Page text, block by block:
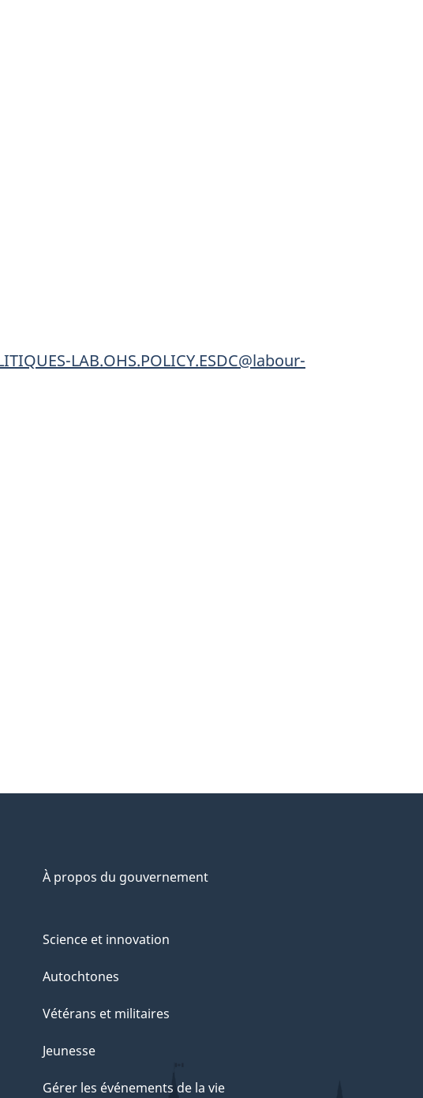
LAB.OHS.POLICY.ESDC@labour-
À propos du gouvernement
Science et innovation
Autochtones
Vétérans et militaires
Jeunesse
Gérer les événements de la vie